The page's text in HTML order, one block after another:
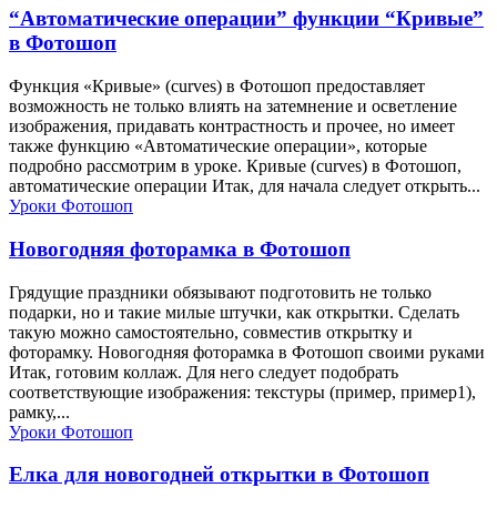
“Автоматические операции” функции “Кривые”
в Фотошоп
Функция «Кривые» (curves) в Фотошоп предоставляет
возможность не только влиять на затемнение и осветление
изображения, придавать контрастность и прочее, но имеет
также функцию «Автоматические операции», которые
подробно рассмотрим в уроке. Кривые (curves) в Фотошоп,
автоматические операции Итак, для начала следует открыть...
Уроки Фотошоп
Новогодняя фоторамка в Фотошоп
Грядущие праздники обязывают подготовить не только
подарки, но и такие милые штучки, как открытки. Сделать
такую можно самостоятельно, совместив открытку и
фоторамку. Новогодняя фоторамка в Фотошоп своими руками
Итак, готовим коллаж. Для него следует подобрать
соответствующие изображения: текстуры (пример, пример1),
рамку,...
Уроки Фотошоп
Елка для новогодней открытки в Фотошоп